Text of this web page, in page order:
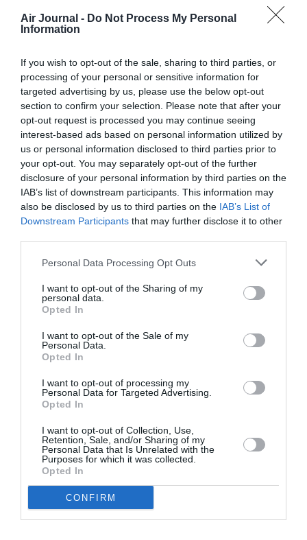
Air Journal - Do Not Process My Personal
Information
If you wish to opt-out of the sale, sharing to third parties, or
processing of your personal or sensitive information for
targeted advertising by us, please use the below opt-out
section to confirm your selection. Please note that after your
opt-out request is processed you may continue seeing
interest-based ads based on personal information utilized by
us or personal information disclosed to third parties prior to
your opt-out. You may separately opt-out of the further
disclosure of your personal information by third parties on the
IAB’s list of downstream participants. This information may
also be disclosed by us to third parties on the IAB’s List of
Downstream Participants that may further disclose it to other
Personal Data Processing Opt Outs
I want to opt-out of the Sharing of my
personal data.
Opted In
I want to opt-out of the Sale of my
Personal Data.
Opted In
I want to opt-out of processing my
Personal Data for Targeted Advertising.
Opted In
I want to opt-out of Collection, Use,
Retention, Sale, and/or Sharing of my
Personal Data that Is Unrelated with the
Purposes for which it was collected.
Opted In
CONFIRM
Normalement on vole à l’intérieur de l’avion ; oui ; ça vaut
mieux …
L’article indique que l’intérieur aussi sera “relooké”.
Toujours surprenant de voir les japonais prôner une certaine
culture américaine.
Je m’attendrais plutôt à ce qu’une compagnie japonaise
valorise la culture japonaise : mangas, estampes, etc….etc…
Prévu aussi les 3 A380 décorés Honolulu…
RÉPONDRE
SKOLa commenté :
24 janvier 2017 - 13 h
58 min
aussi, entre les 777 hello kity ou Pokemon. On a
déja vu de drôles d’oiseaux dans le ciel ^^
allonsa commenté :
24 janvier 2017 -
23 h 59 min
RÉPONDRE
LAISSER UN COMMENTAIRE